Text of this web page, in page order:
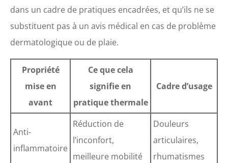
dans un cadre de pratiques encadrées, et qu’ils ne se
substituent pas à un avis médical en cas de problème
dermatologique ou de plaie.
Propriété
mise en
avant
Ce que cela
signifie en
pratique thermale
Cadre d’usage
Anti-
inflammatoire
Réduction de
l’inconfort,
meilleure mobilité
Douleurs
articulaires,
rhumatismes